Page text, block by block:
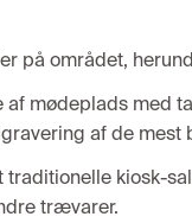
på området,
af mødeplads med
af de mest
kiosk-
trævarer.